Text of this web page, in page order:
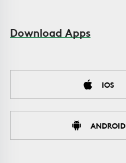
Download Apps
IOS
ANDROID